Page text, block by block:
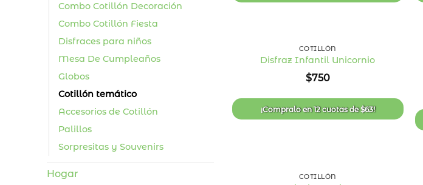
Combo Cotillón Decoración
Combo Cotillón Fiesta
Disfraces para niños
Mesa De Cumpleaños
Globos
Cotillón temático
Accesorios de Cotillón
Palillos
Sorpresitas y Souvenirs
Hogar
de
deseos
COTILLÓN
Disfraz Infantil Unicornio
$750
¡Compralo en12 cuotasde$63!
COTILLÓN